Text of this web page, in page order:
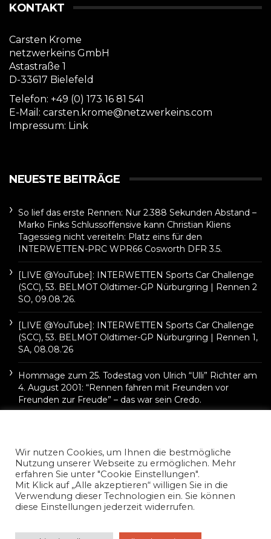
KONTAKT
Carsten Krome
netzwerkeins GmbH
Astastraße 1
D-33617 Bielefeld
Telefon: +49 (0) 173 16 81 541
E-Mail: carsten.krome@netzwerkeins.com
Impressum: Link
NEUESTE BEITRÄGE
So lief das erste Rennen: Nur 2.388 Sekunden Abstand –
Marko Finks Schlussoffensive kann Christian Kliens
Tagessieg nicht vereiteln: Platz eins für den
INTERWETTEN-PRC WPR66 Cosworth DFR 3.5.
[LIVE @YouTube]: INTERWETTEN Sports Car Challenge
(SCC), 53. BELMOT Oldtimer-GP Nürburgring | Rennen 2
SO, 09.08.’26.
[LIVE @YouTube]: INTERWETTEN Sports Car Challenge
(SCC), 53. BELMOT Oldtimer-GP Nürburgring | Rennen 1,
SA, 08.08.’26
Hommage zum 25. Todestag von Ulrich “Ulli” Richter am
4. August 2001: “Rennen fahren mit Freunden vor
Freunden zur Freude” – das war sein Credo.
©2022 Carsten Krome Netzwerkeins
Wir nutzen Cookies, um Ihnen die bestmögliche
Nutzung unserer Webseite zu ermöglichen. Mehr
erfahren Sie unter "Cookie Einstellungen".
Mit Klick auf „Alle akzeptieren“ willigen Sie in die
Verwendung dieser Technologien ein. Sie können
diese Einstellungen jederzeit widerrufen.